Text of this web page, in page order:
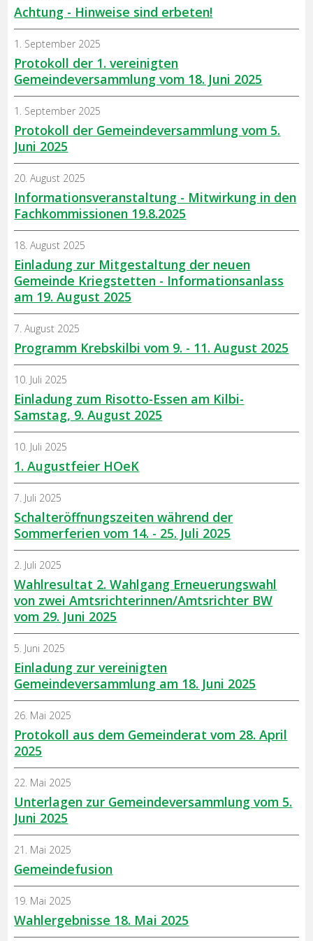
Achtung - Hinweise sind erbeten!
Protokoll der 1. vereinigten
Gemeindeversammlung vom 18. Juni 2025
1. September 2025
Protokoll der Gemeindeversammlung vom 5.
Juni 2025
1. September 2025
Informationsveranstaltung - Mitwirkung in den
Fachkommissionen 19.8.2025
20. August 2025
Einladung zur Mitgestaltung der neuen
Gemeinde Kriegstetten - Informationsanlass
am 19. August 2025
18. August 2025
Programm Krebskilbi vom 9. - 11. August 2025
7. August 2025
Einladung zum Risotto-Essen am Kilbi-
Samstag, 9. August 2025
10. Juli 2025
1. Augustfeier HOeK
10. Juli 2025
Schalteröffnungszeiten während der
Sommerferien vom 14. - 25. Juli 2025
7. Juli 2025
Wahlresultat 2. Wahlgang Erneuerungswahl
von zwei Amtsrichterinnen/Amtsrichter BW
vom 29. Juni 2025
2. Juli 2025
Einladung zur vereinigten
Gemeindeversammlung am 18. Juni 2025
5. Juni 2025
Protokoll aus dem Gemeinderat vom 28. April
2025
26. Mai 2025
Unterlagen zur Gemeindeversammlung vom 5.
Juni 2025
22. Mai 2025
Gemeindefusion
21. Mai 2025
Wahlergebnisse 18. Mai 2025
19. Mai 2025